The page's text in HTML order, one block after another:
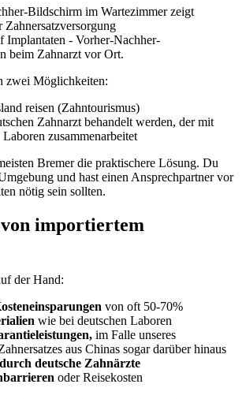
Implantaten - Vorher-Nachher-
beim Zahnarzt vor Ort.
zwei Möglichkeiten:
reisen (Zahntourismus)
Zahnarzt behandelt werden, der mit
Laboren zusammenarbeitet
Bremer die praktischere Lösung. Du
und hast einen Ansprechpartner vor
nötig sein sollten.
importiertem
der Hand:
von oft 50-70%
wie bei deutschen Laboren
im Falle unseres
aus Chinas sogar darüber hinaus
deutsche Zahnärzte
oder Reisekosten